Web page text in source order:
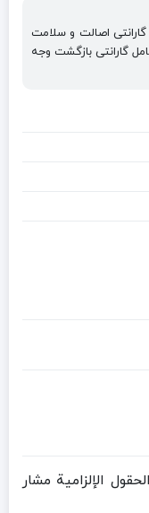
اصالت و سلامت
گارانتی بازگشت وجه
الحقول الإلزامية مشار